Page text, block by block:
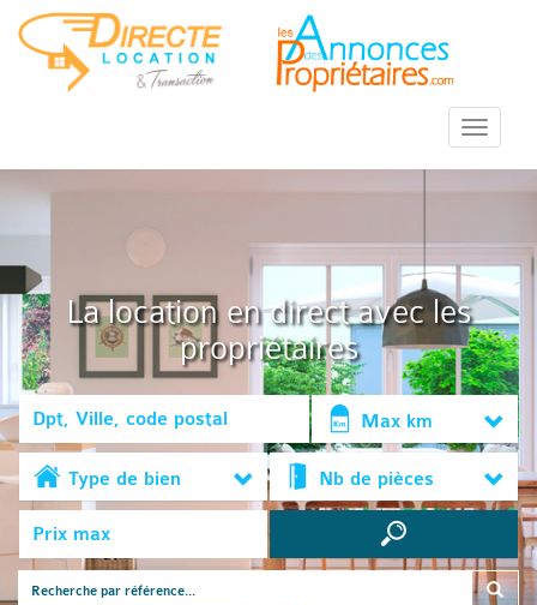
::Menu::
La location en direct avec les
propriétaires
Max km
Type de bien Nb de pièces